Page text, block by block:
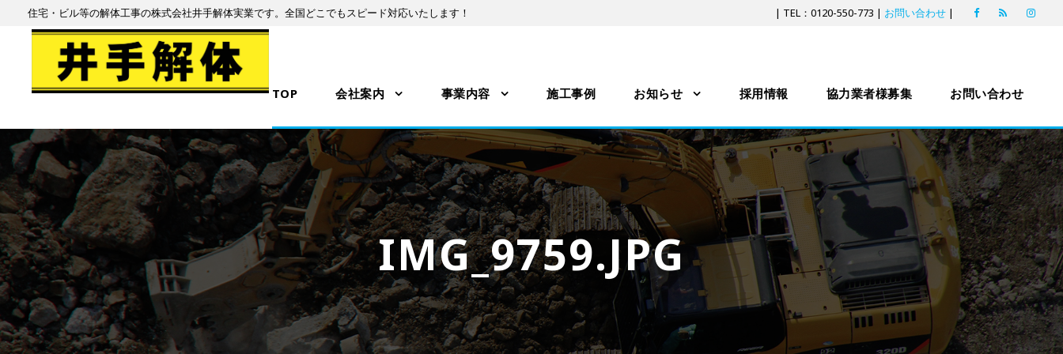
住宅・ビル等の解体工事の株式会社井手解体実業です。全国どこでもスピード対応いたします！ | TEL：0120-550-773 | お問い合わせ |
TOP 会社案内 事業内容 施工事例 お知らせ 採用情報 協力業者様募集 お問い合わせ
IMG_9759.JPG